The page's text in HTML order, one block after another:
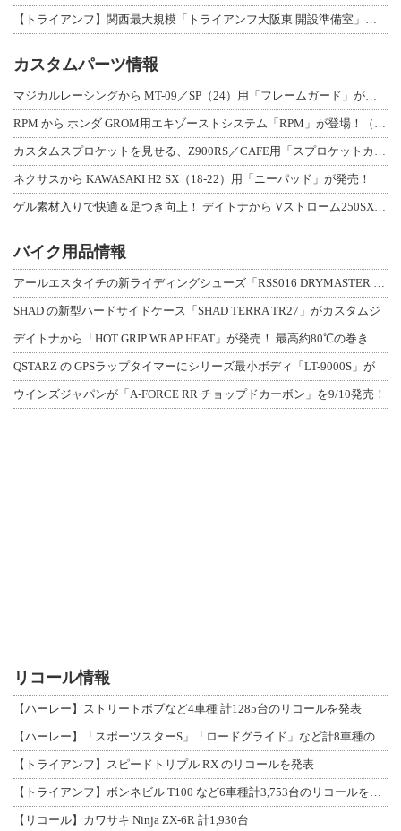
【トライアンフ】関西最大規模「トライアンフ大阪東 開設準備室」がオープン！ 限定
カスタムパーツ情報
マジカルレーシングから MT-09／SP（24）用「フレームガード」が登場！
RPM から ホンダ GROM用エキゾーストシステム「RPM」が登場！（動画あり
カスタムスプロケットを見せる、Z900RS／CAFE用「スプロケットカバーフルキ
ネクサスから KAWASAKI H2 SX（18-22）用「ニーパッド」が発売！
ゲル素材入りで快適＆足つき向上！ デイトナから Vストローム250SX用「快適ロ
バイク用品情報
アールエスタイチの新ライディングシューズ「RSS016 DRYMASTER スト
SHAD の新型ハードサイドケース「SHAD TERRA TR27」がカスタムジ
デイトナから「HOT GRIP WRAP HEAT」が発売！ 最高約80℃の巻き
QSTARZ の GPSラップタイマーにシリーズ最小ボディ「LT-9000S」が
ウインズジャパンが「A-FORCE RR チョップドカーボン」を9/10発売！
リコール情報
【ハーレー】ストリートボブなど4車種 計1285台のリコールを発表
【ハーレー】「スポーツスターS」「ロードグライド」など計8車種のリコールを発表
【トライアンフ】スピードトリプル RX のリコールを発表
【トライアンフ】ボンネビル T100 など6車種計3,753台のリコールを発表
【リコール】カワサキ Ninja ZX-6R 計1,930台